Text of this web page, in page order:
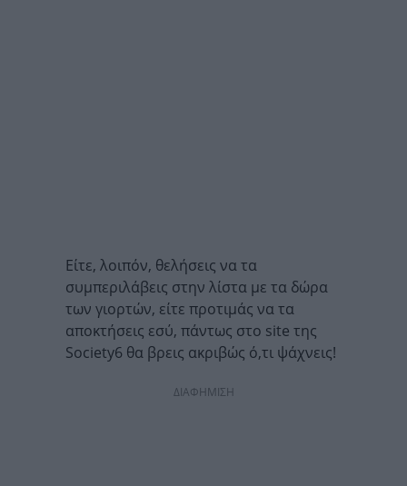
Είτε, λοιπόν, θελήσεις να τα
συμπεριλάβεις στην λίστα με τα δώρα
των γιορτών, είτε προτιμάς να τα
αποκτήσεις εσύ, πάντως στο site της
Society6 θα βρεις ακριβώς ό,τι ψάχνεις!
ΔΙΑΦΗΜΙΣΗ